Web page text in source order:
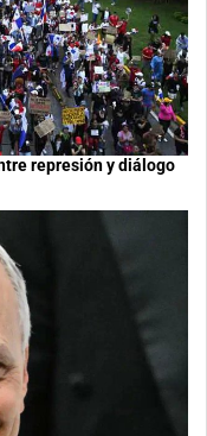
represión y diálogo